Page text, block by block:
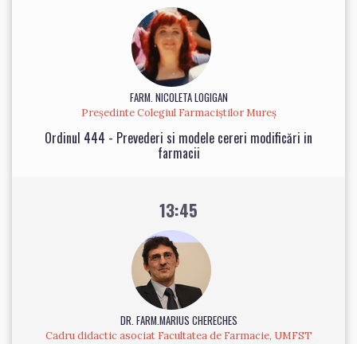
FARM. NICOLETA LOGIGAN
Președinte Colegiul Farmaciștilor Mureș
Ordinul 444 - Prevederi si modele cereri modificări in
farmacii
13:45
DR. FARM.MARIUS CHERECHES
Cadru didactic asociat Facultatea de Farmacie, UMFST